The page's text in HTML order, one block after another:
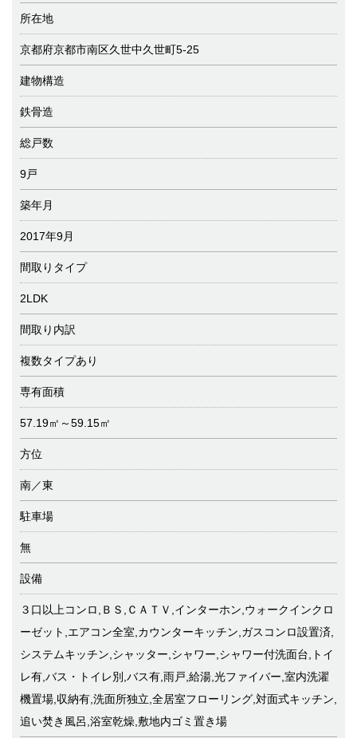
所在地
京都府京都市南区久世中久世町5-25
建物構造
鉄骨造
総戸数
9戸
築年月
2017年9月
間取りタイプ
2LDK
間取り内訳
複数タイプあり
専有面積
57.19㎡～59.15㎡
方位
南／東
駐車場
無
設備
３口以上コンロ,ＢＳ,ＣＡＴＶ,インターホン,ウォークインクロ
ーゼット,エアコン全室,カウンターキッチン,ガスコンロ設置済,
システムキッチン,シャッター,シャワー,シャワー付洗面台,トイ
レ有,バス・トイレ別,バス有,雨戸,給湯,光ファイバー,室内洗濯
機置場,収納有,洗面所独立,全居室フローリング,対面式キッチン,
追い焚き風呂,浴室乾燥,敷地内ゴミ置き場